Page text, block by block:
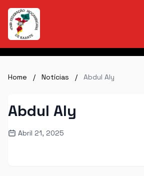
Home / Notícias / Abdul Aly
Abdul Aly
Abril 21, 2025